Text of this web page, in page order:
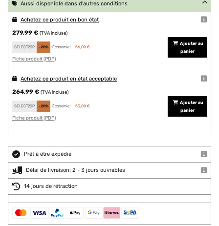
Aussi disponible dans d'autres conditions
Achetez ce produit en bon état
279,99 € (TVA incluse)
SELECT20P -20% Économie : 56,00 €
Fiche produit (PDF)
Ajouter au
panier
Achetez ce produit en état acceptable
264,99 € (TVA incluse)
SELECT20P -20% Économie : 53,00 €
Fiche produit (PDF)
Ajouter au
panier
Prêt à être expédié
Délai de livraison: 2 - 3 jours ouvrables
14 jours de rétraction